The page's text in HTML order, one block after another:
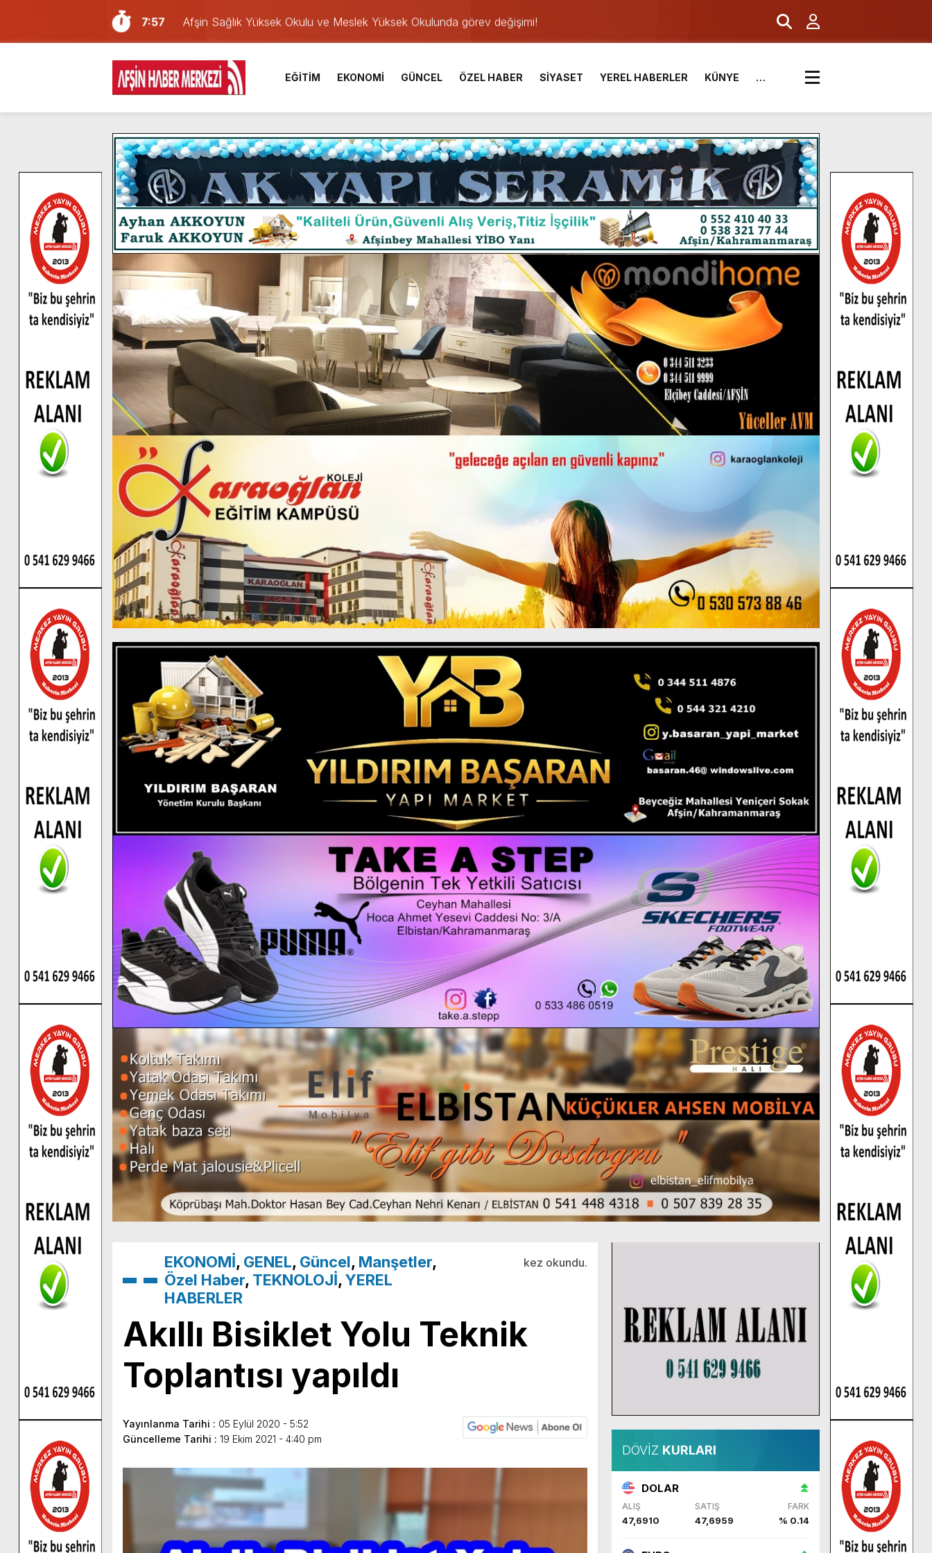
7:57
Afşin Sağlık Yüksek Okulu ve Meslek Yüksek Okulunda görev değişimi!
6:31
Onikişubat Belediyesi’nin Üniversite Hazırlık Kursu başvurularında son gün 7 Ağustos.
16:10
Uluslararası Bisiklet Yarışması’nda En Zorlu Etap Tamamlandı.
13:27
NOTER ONAYLI TYP LİSTESİ YAYINLANDI.
11:22
KAFUM Fuar Alanı Bulut ve Yavuz’un Ezgileriyle Şenlendi.
8:06
Afşinli bir hemşehrimizin de olduğu Filistin Konvoyu, güçlenerek ilerliyor.
14:05
Madrigal, Perşembe Günü KAFUM’da Sahne Alacak.
7:39
KEDİNİZ Mİ VAR?
7:27
Cumhurbaşkanı Erdoğan, Ayser Çalık Ortaokulu Şehitlerinin Aileleriyle Bir Araya Geldi.
8:58
GÖZYAŞI RAHMETTİR
EĞİTİM EKONOMİ GÜNCEL ÖZEL HABER SİYASET YEREL HABERLER KÜNYE …
EKONOMİ, GENEL, Güncel, Manşetler,
Özel Haber, TEKNOLOJİ,YEREL
HABERLER
kez okundu.
Akıllı Bisiklet Yolu Teknik
Toplantısı yapıldı
Yayınlanma Tarihi : 05 Eylül 2020 - 5:52
Güncelleme Tarihi : 19 Ekim 2021 - 4:40 pm
DÖVİZ KURLARI
DOLAR
ALIŞ SATIŞ FARK
47,6910 47,6959 % 0.14